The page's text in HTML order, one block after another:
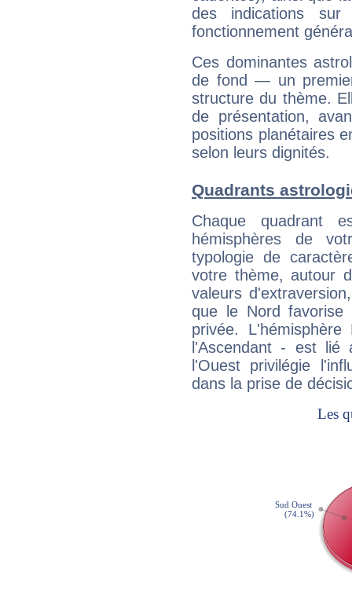
des indications sur
fonctionnement
Ces dominantes
de fond — un
structure du thème.
de présentation,
positions planétaires
selon leurs dignités.
Quadrants
Chaque quadrant
hémisphères de
typologie de
votre thème, autour
valeurs
que le Nord favorise
privée.
l'Ascendant - est
l'Ouest privilégie
dans la prise de